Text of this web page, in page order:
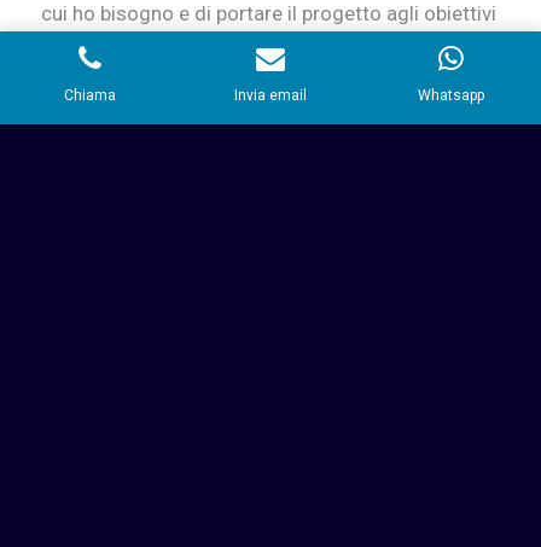
cui ho bisogno e di portare il progetto agli obiettivi
concordati.
QUANTO GUADAGNA
Chiama Invia email Whatsapp